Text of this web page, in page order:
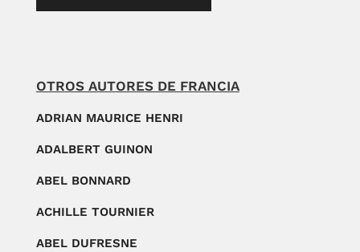
OTROS AUTORES DE FRANCIA
ADRIAN MAURICE HENRI
ADALBERT GUINON
ABEL BONNARD
ACHILLE TOURNIER
ABEL DUFRESNE